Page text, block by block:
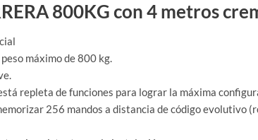
800KG con 4 metros
máximo de 800 kg.
repleta de funciones para lograr la máxima
256 mandos a distancia de código evolutivo